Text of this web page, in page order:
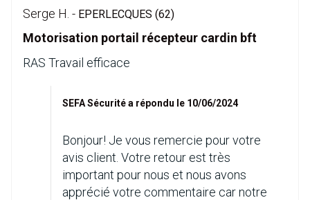
Serge H. - EPERLECQUES (62)
Motorisation portail récepteur cardin bft
RAS Travail efficace
SEFA Sécurité a répondu le 10/06/2024
Bonjour! Je vous remercie pour votre
avis client. Votre retour est très
important pour nous et nous avons
apprécié votre commentaire car notre